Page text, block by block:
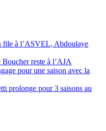
file à l’ASVEL, Abdoulaye
reste à l’AJA
pour une saison avec la
prolonge pour 3 saisons au